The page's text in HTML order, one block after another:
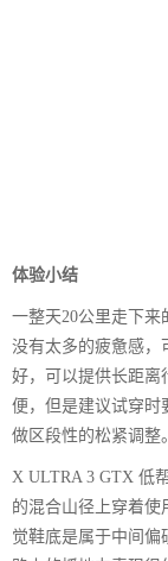
体验小结
一整天20公里走下
没有太多的疲惫感，
好，可以提供长距离
便，但是建议试穿时
做区段性的松紧调整。
X ULTRA 3 GTX 低
的混合山径上穿着使
觉鞋底是属于中间偏